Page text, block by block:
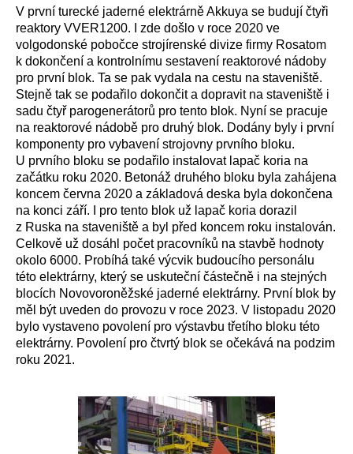
V první turecké jaderné elektrárně Akkuya se budují čtyři
reaktory VVER1200. I zde došlo v roce 2020 ve
volgodonské pobočce strojírenské divize firmy Rosatom
k dokončení a kontrolnímu sestavení reaktorové nádoby
pro první blok. Ta se pak vydala na cestu na staveniště.
Stejně tak se podařilo dokončit a dopravit na staveniště i
sadu čtyř parogenerátorů pro tento blok. Nyní se pracuje
na reaktorové nádobě pro druhý blok. Dodány byly i první
komponenty pro vybavení strojovny prvního bloku.
U prvního bloku se podařilo instalovat lapač koria na
začátku roku 2020. Betonáž druhého bloku byla zahájena
koncem června 2020 a základová deska byla dokončena
na konci září. I pro tento blok už lapač koria dorazil
z Ruska na staveniště a byl před koncem roku instalován.
Celkově už dosáhl počet pracovníků na stavbě hodnoty
okolo 6000. Probíhá také výcvik budoucího personálu
této elektrárny, který se uskuteční částečně i na stejných
blocích Novovoroněžské jaderné elektrárny. První blok by
měl být uveden do provozu v roce 2023. V listopadu 2020
bylo vystaveno povolení pro výstavbu třetího bloku této
elektrárny. Povolení pro čtvrtý blok se očekává na podzim
roku 2021.